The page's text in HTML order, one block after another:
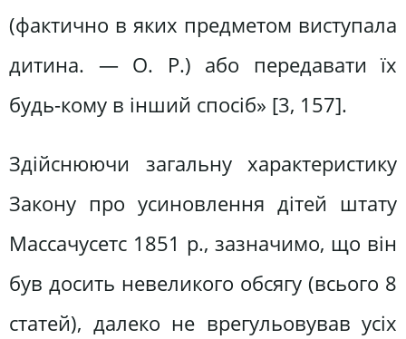
(фактично в яких предметом виступала
дитина. — О. Р.) або передавати їх
будь-кому в інший спосіб» [3, 157].
Здійснюючи загальну характеристику
Закону про усиновлення дітей штату
Массачусетс 1851 р., зазначимо, що він
був досить невеликого обсягу (всього 8
статей), далеко не врегульовував усіх